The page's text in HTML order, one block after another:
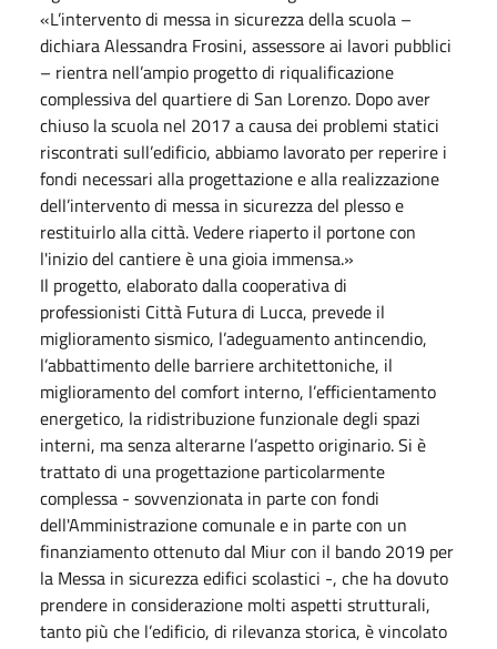
«L’intervento di messa in sicurezza della scuola –
dichiara Alessandra Frosini, assessore ai lavori pubblici
– rientra nell’ampio progetto di riqualificazione
complessiva del quartiere di San Lorenzo. Dopo aver
chiuso la scuola nel 2017 a causa dei problemi statici
riscontrati sull’edificio, abbiamo lavorato per reperire i
fondi necessari alla progettazione e alla realizzazione
dell’intervento di messa in sicurezza del plesso e
restituirlo alla città. Vedere riaperto il portone con
l'inizio del cantiere è una gioia immensa.»
Il progetto, elaborato dalla cooperativa di
professionisti Città Futura di Lucca, prevede il
miglioramento sismico, l’adeguamento antincendio,
l’abbattimento delle barriere architettoniche, il
miglioramento del comfort interno, l’efficientamento
energetico, la ridistribuzione funzionale degli spazi
interni, ma senza alterarne l’aspetto originario. Si è
trattato di una progettazione particolarmente
complessa - sovvenzionata in parte con fondi
dell'Amministrazione comunale e in parte con un
finanziamento ottenuto dal Miur con il bando 2019 per
la Messa in sicurezza edifici scolastici -, che ha dovuto
prendere in considerazione molti aspetti strutturali,
tanto più che l’edificio, di rilevanza storica, è vincolato